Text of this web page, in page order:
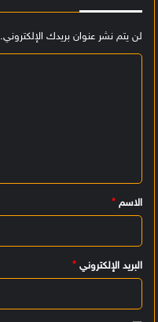
لن يتم نشر عنوان بريدك الإلكتروني.
ي
ق
الاسم *
البريد الإلكتروني *